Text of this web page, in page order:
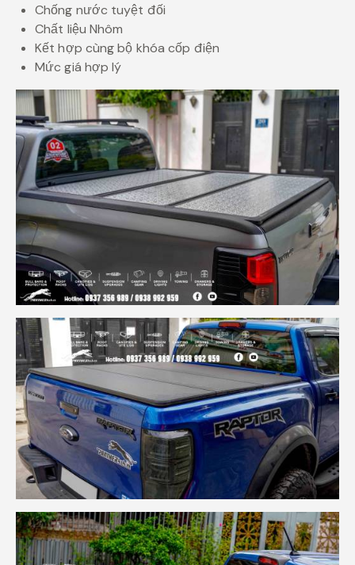
Chống nước tuyệt đối
Chất liệu Nhôm
Kết hợp cùng bộ khóa cốp điện
Mức giá hợp lý